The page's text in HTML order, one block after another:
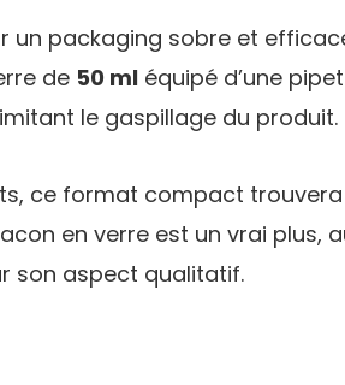
un packaging sobre et
de 50 ml équipé d’une
le gaspillage du produit.
ce format compact
en verre est un vrai plus,
son aspect qualitatif.